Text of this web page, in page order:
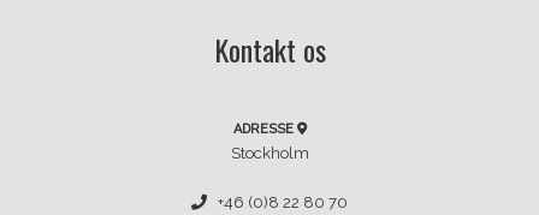
Kontakt os
ADRESSE
Stockholm
+46 (0)8 22 80 70